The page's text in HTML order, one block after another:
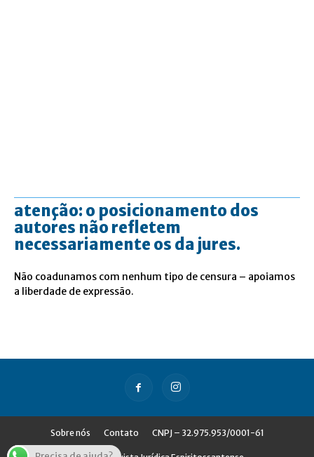
atenção: o posicionamento dos
autores não refletem
necessariamente os da jures.
Não coadunamos com nenhum tipo de censura – apoiamos
a liberdade de expressão.
Sobre nós Contato CNPJ – 32.975.953/0001-61